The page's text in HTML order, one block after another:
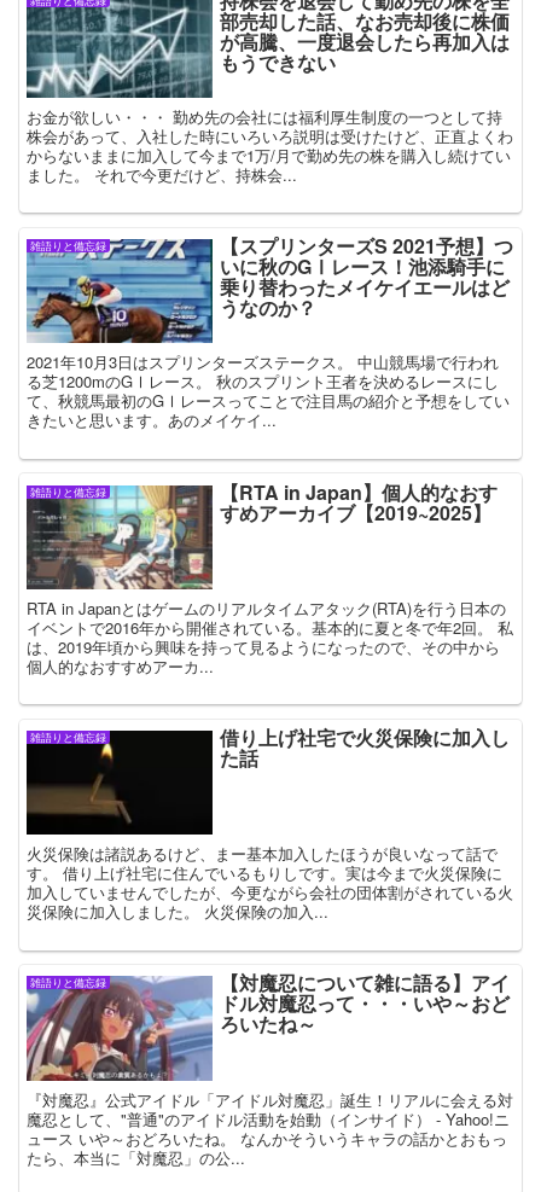
部売却した話、なお売却後に株価
が高騰、一度退会したら再加入は
もうできない
お金が欲しい・・・ 勤め先の会社には福利厚生制度の一つとして持
株会があって、入社した時にいろいろ説明は受けたけど、正直よくわ
からないままに加入して今まで1万/月で勤め先の株を購入し続けてい
ました。 それで今更だけど、持株会...
雑語りと備忘録 【スプリンターズS 2021予想】つ
いに秋のGⅠレース！池添騎手に
乗り替わったメイケイエールはど
うなのか？
2021年10月3日はスプリンターズステークス。 中山競馬場で行われ
る芝1200mのGⅠレース。 秋のスプリント王者を決めるレースにし
て、秋競馬最初のGⅠレースってことで注目馬の紹介と予想をしてい
きたいと思います。あのメイケイ...
雑語りと備忘録 【RTA in Japan】個人的なおす
すめアーカイブ【2019~2025】
RTA in Japanとはゲームのリアルタイムアタック(RTA)を行う日本の
イベントで2016年から開催されている。基本的に夏と冬で年2回。 私
は、2019年頃から興味を持って見るようになったので、その中から
個人的なおすすめアーカ...
雑語りと備忘録 借り上げ社宅で火災保険に加入し
た話
火災保険は諸説あるけど、まー基本加入したほうが良いなって話で
す。 借り上げ社宅に住んでいるもりしです。実は今まで火災保険に
加入していませんでしたが、今更ながら会社の団体割がされている火
災保険に加入しました。 火災保険の加入...
雑語りと備忘録 【対魔忍について雑に語る】アイ
ドル対魔忍って・・・いや～おど
ろいたね～
『対魔忍』公式アイドル「アイドル対魔忍」誕生！リアルに会える対
魔忍として、"普通"のアイドル活動を始動（インサイド） - Yahoo!ニ
ュース いや～おどろいたね。 なんかそういうキャラの話かとおもっ
たら、本当に「対魔忍」の公...